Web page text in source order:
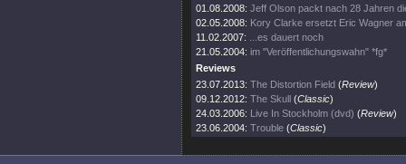
01.08.2008: Jeff Olson packt nach 28 Jahren
02.05.2008: Kory Clarke ersetzt Eric Wagner
11.02.2007:
...es dauert noch
21.05.2004: im "Veröffentlichungswahn" *fg*
Reviews
23.07.2013: The Distortion Field (Review)
09.12.2012: The Skull (Classic)
24.03.2006: Live In Stockholm (dvd) (Review)
23.06.2004: Trouble (Classic)